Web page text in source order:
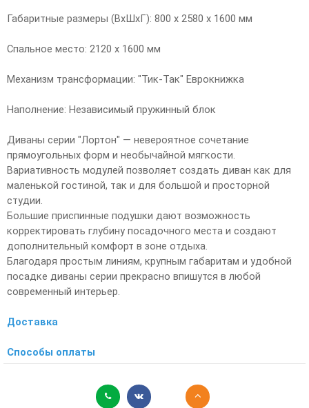
Габаритные размеры (ВхШхГ): 800 х 2580 х 1600 мм
Спальное место: 2120 х 1600 мм
Механизм трансформации: "Тик-Так" Еврокнижка
Наполнение: Независимый пружинный блок
Диваны серии "Лортон" — невероятное сочетание
прямоугольных форм и необычайной мягкости.
Вариативность модулей позволяет создать диван как для
маленькой гостиной, так и для большой и просторной
студии.
Большие приспинные подушки дают возможность
корректировать глубину посадочного места и создают
дополнительный комфорт в зоне отдыха.
Благодаря простым линиям, крупным габаритам и удобной
посадке диваны серии прекрасно впишутся в любой
современный интерьер.
Доставка
Способы оплаты